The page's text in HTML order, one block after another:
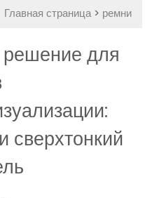
Главная страница> ремни
решение для